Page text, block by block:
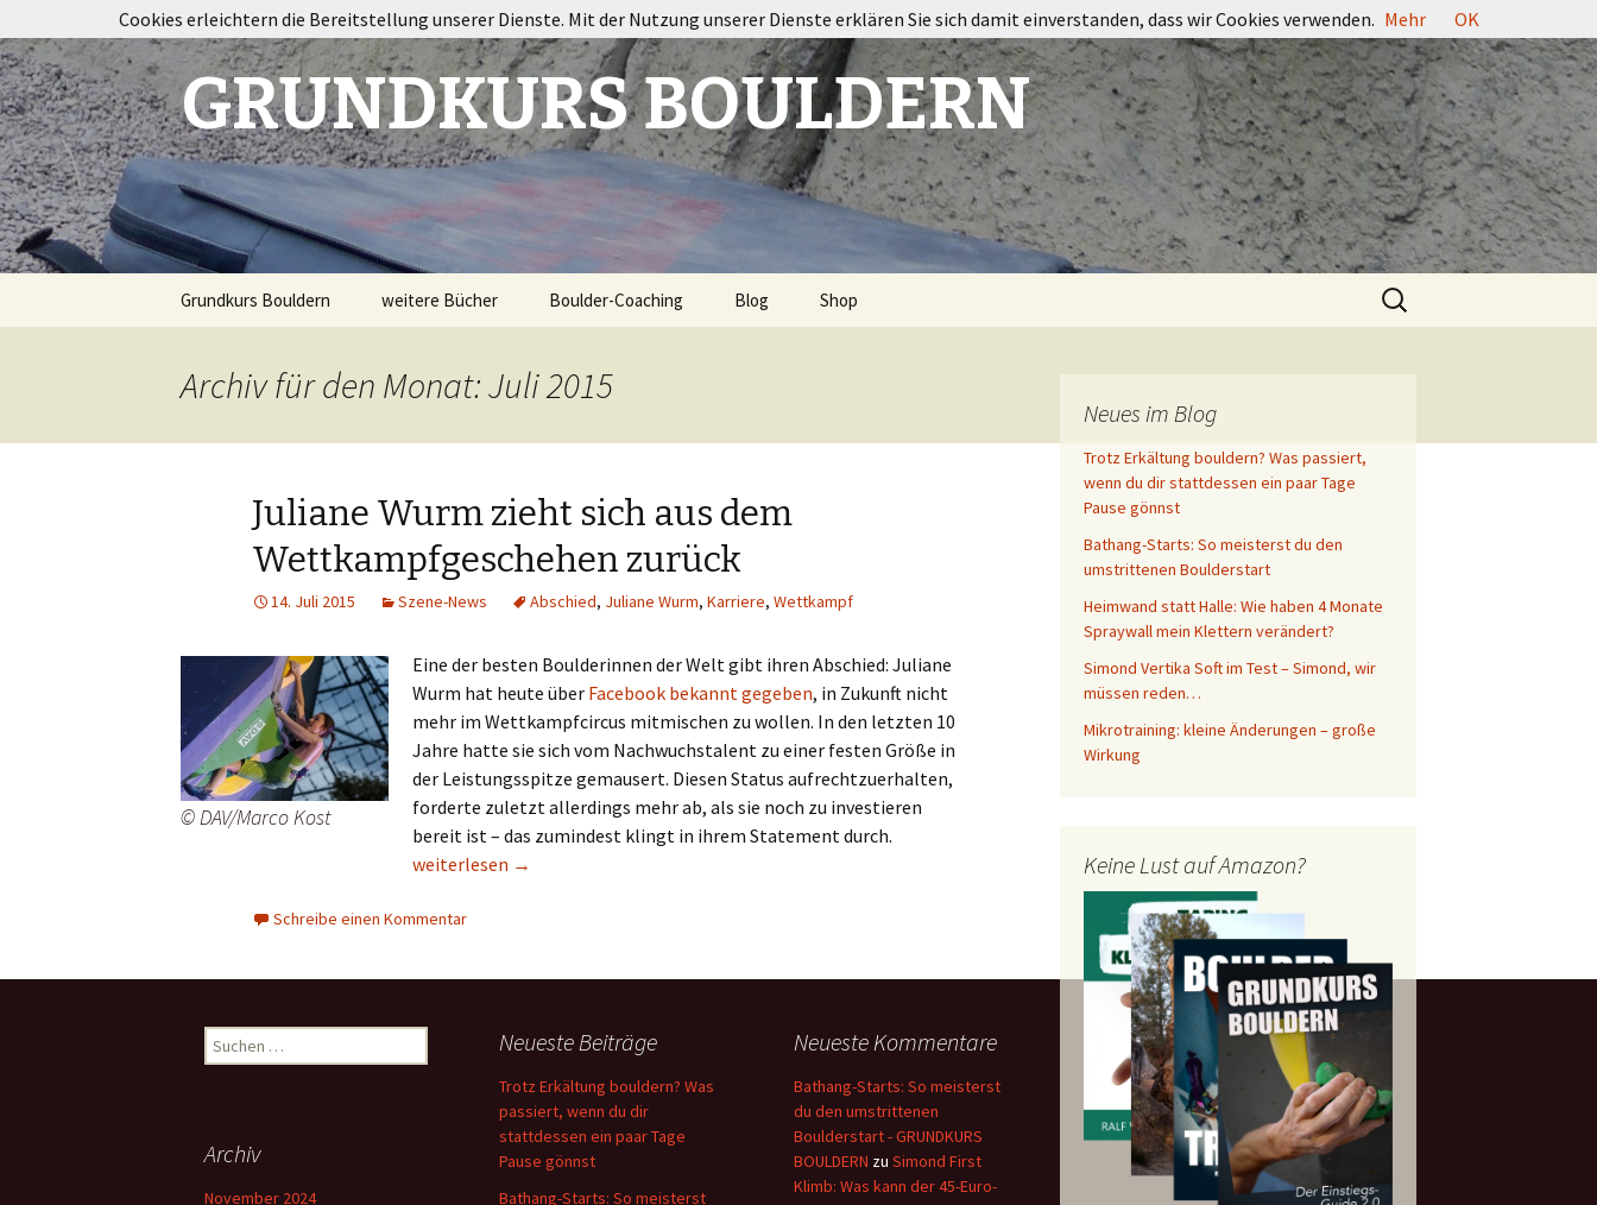
GRUNDKURS BOULDERN
Grundkurs Bouldern weitere Bücher Boulder-Coaching Blog Shop
Suchen
nach:
Archiv für den Monat: Juli 2015
Juliane Wurm zieht sich aus dem
Wettkampfgeschehen zurück
14. Juli 2015 Szene-News Abschied, Juliane Wurm, Karriere, Wettkampf
© DAV/Marco Kost
Eine der besten Boulderinnen der Welt gibt ihren Abschied: Juliane
Wurm hat heute über Facebook bekannt gegeben, in Zukunft nicht
mehr im Wettkampfcircus mitmischen zu wollen. In den letzten 10
Jahre hatte sie sich vom Nachwuchstalent zu einer festen Größe in
der Leistungsspitze gemausert. Diesen Status aufrechtzuerhalten,
forderte zuletzt allerdings mehr ab, als sie noch zu investieren
bereit ist – das zumindest klingt in ihrem Statement durch.
Juliane Wurm zieht sich aus dem Wettkampfgeschehen zurück
weiterlesen →
Schreibe einen Kommentar
Neues im Blog
Trotz Erkältung bouldern? Was passiert,
wenn du dir stattdessen ein paar Tage
Pause gönnst
Bathang-Starts: So meisterst du den
umstrittenen Boulderstart
Heimwand statt Halle: Wie haben 4 Monate
Spraywall mein Klettern verändert?
Simond Vertika Soft im Test – Simond, wir
müssen reden…
Mikrotraining: kleine Änderungen – große
Wirkung
Keine Lust auf Amazon?
Suchen
nach:
Neueste Beiträge
Trotz Erkältung bouldern? Was
passiert, wenn du dir
stattdessen ein paar Tage
Pause gönnst
Bathang-Starts: So meisterst
Neueste Kommentare
Bathang-Starts: So meisterst
du den umstrittenen
Boulderstart - GRUNDKURS
BOULDERN zu Simond First
Klimb: Was kann der 45-Euro-
Archiv
November 2024
Cookies erleichtern die Bereitstellung unserer Dienste. Mit der Nutzung unserer Dienste erklären Sie sich damit einverstanden, dass wir Cookies verwenden. Mehr OK